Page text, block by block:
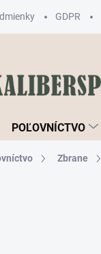
GDPR
POĽOVNÍCTVO
Zbrane